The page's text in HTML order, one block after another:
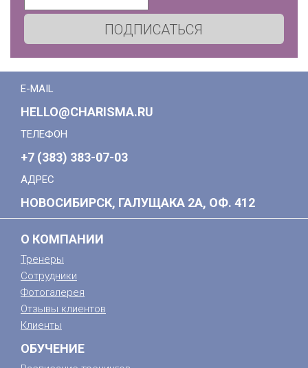
ПОДПИСАТЬСЯ
E-MAIL
HELLO@CHARISMA.RU
ТЕЛЕФОН
+7 (383) 383-07-03
АДРЕС
НОВОСИБИРСК, ГАЛУЩАКА 2А, ОФ. 412
О КОМПАНИИ
Тренеры
Сотрудники
Фотогалерея
Отзывы клиентов
Клиенты
ОБУЧЕНИЕ